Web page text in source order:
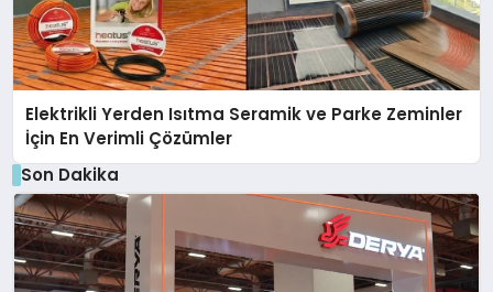
Elektrikli Yerden Isıtma Seramik ve Parke Zeminler
İçin En Verimli Çözümler
Son Dakika